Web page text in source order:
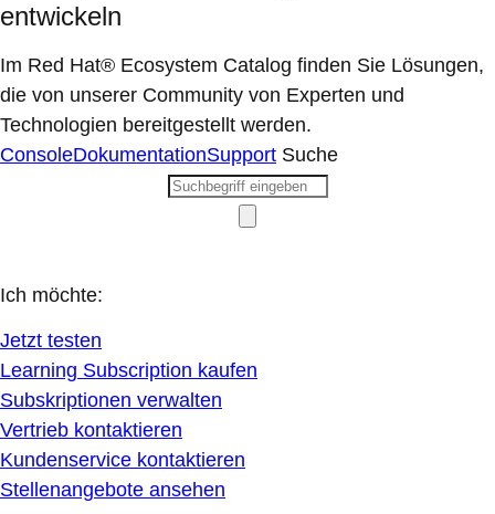
entwickeln
Im Red Hat® Ecosystem Catalog finden Sie Lösungen,
die von unserer Community von Experten und
Technologien bereitgestellt werden.
ConsoleDokumentationSupport Suche
Ich möchte:
Jetzt testen
Learning Subscription kaufen
Subskriptionen verwalten
Vertrieb kontaktieren
Kundenservice kontaktieren
Stellenangebote ansehen